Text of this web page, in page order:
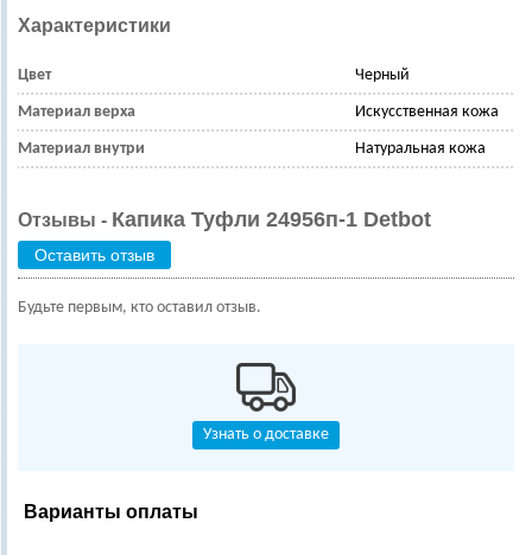
Характеристики
Цвет Черный
Материал верха Искусственная кожа
Материал внутри Натуральная кожа
Отзывы - Капика Туфли 24956п-1 Detbot
Оставить отзыв
Будьте первым, кто оставил отзыв.
Узнать о доставке
Варианты оплаты